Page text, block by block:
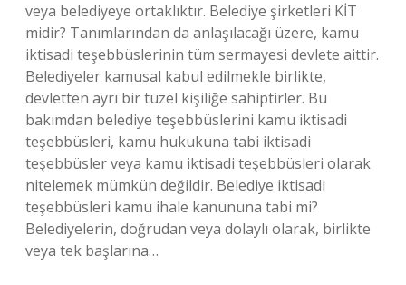
veya belediyeye ortaklıktır. Belediye şirketleri KİT
midir? Tanımlarından da anlaşılacağı üzere, kamu
iktisadi teşebbüslerinin tüm sermayesi devlete aittir.
Belediyeler kamusal kabul edilmekle birlikte,
devletten ayrı bir tüzel kişiliğe sahiptirler. Bu
bakımdan belediye teşebbüslerini kamu iktisadi
teşebbüsleri, kamu hukukuna tabi iktisadi
teşebbüsler veya kamu iktisadi teşebbüsleri olarak
nitelemek mümkün değildir. Belediye iktisadi
teşebbüsleri kamu ihale kanununa tabi mi?
Belediyelerin, doğrudan veya dolaylı olarak, birlikte
veya tek başlarına…